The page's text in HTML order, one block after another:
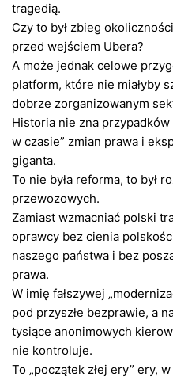
tragedią.
Czy to był zbieg
przed wejściem Ubera?
A może jednak celowe
platform, które nie miałyby
dobrze zorganizowanym
Historia nie zna
w czasie” zmian prawa i
giganta.
To nie była reforma, to był
przewozowych.
Zamiast wzmacniać polski
oprawcy bez cienia
naszego państwa i bez
prawa.
W imię fałszywej
pod przyszłe bezprawie, a
tysiące anonimowych
nie kontroluje.
To „początek złej ery” ery,